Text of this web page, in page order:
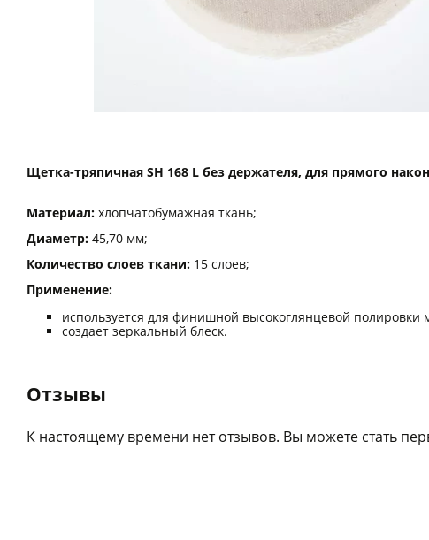
Щетка-тряпичная SH 168 L без держателя, для прямого
Материал: хлопчатобумажная ткань;
Диаметр: 45,70 мм;
Количество слоев ткани: 15 слоев;
Применение:
используется для финишной высокоглянцевой полировки
создает зеркальный блеск.
Отзывы
К настоящему времени нет отзывов. Вы можете стать